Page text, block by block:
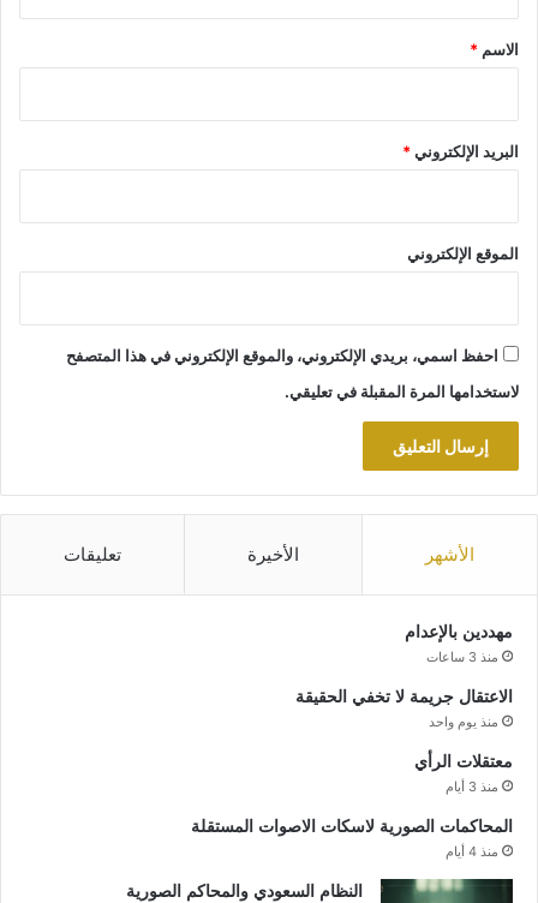
*
الاسم *
البريد الإلكتروني*
الموقع الإلكتروني
احفظ اسمي، بريدي الإلكتروني، والموقع الإلكتروني في هذا المتصفح
لاستخدامها المرة المقبلة في تعليقي.
الأشهر الأخيرة تعليقات
مهددين بالإعدام
منذ 3 ساعات
الاعتقال جريمة لا تخفي الحقيقة
منذ يوم واحد
معتقلات الرأي
منذ 3 أيام
المحاكمات الصورية لاسكات الاصوات المستقلة
منذ 4 أيام
النظام السعودي والمحاكم الصورية